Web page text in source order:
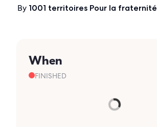
By 1001 territoires Pour la fraternité
When
FINISHED